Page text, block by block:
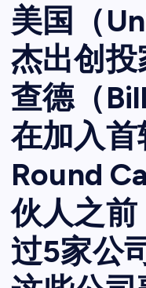
美国（
杰出创
查德（
在加入
Round
伙人之
过5家公